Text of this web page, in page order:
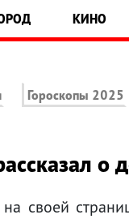
КИНО
Гороскопы 2025
о
своей